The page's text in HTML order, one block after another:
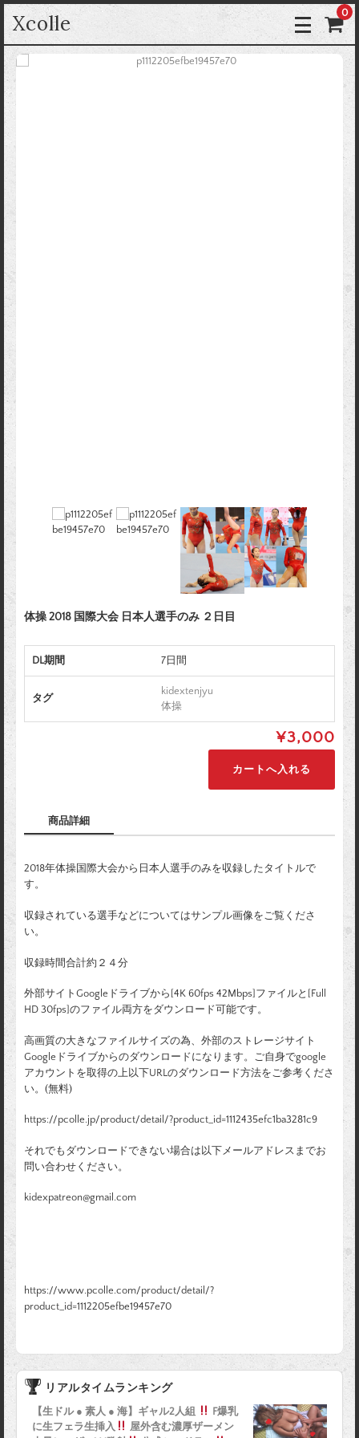
Xcolle 0
体操 2018 国際大会 日本人選手のみ ２日目
DL期間 7日間
タグ
kidextenjyu
体操
¥3,000
商品詳細
2018年体操国際大会から日本人選手のみを収録したタイトルで
す。
収録されている選手などについてはサンプル画像をご覧くださ
い。
収録時間合計約２４分
外部サイトGoogleドライブから[4K 60fps 42Mbps]ファイルと[Full
HD 30fps]のファイル両方をダウンロード可能です。
高画質の大きなファイルサイズの為、外部のストレージサイト
Googleドライブからのダウンロードになります。ご自身でgoogle
アカウントを取得の上以下URLのダウンロード方法をご参考くださ
い。(無料)
https://pcolle.jp/product/detail/?product_id=1112435efc1ba3281c9
それでもダウンロードできない場合は以下メールアドレスまでお
問い合わせください。
kidexpatreon@gmail.com
https://www.pcolle.com/product/detail/?
product_id=1112205efbe19457e70
リアルタイムランキング
【生ドル ● 素人 ● 海】ギャル2人組
F爆乳
に生フェラ生挿入
屋外含む濃厚ザーメン